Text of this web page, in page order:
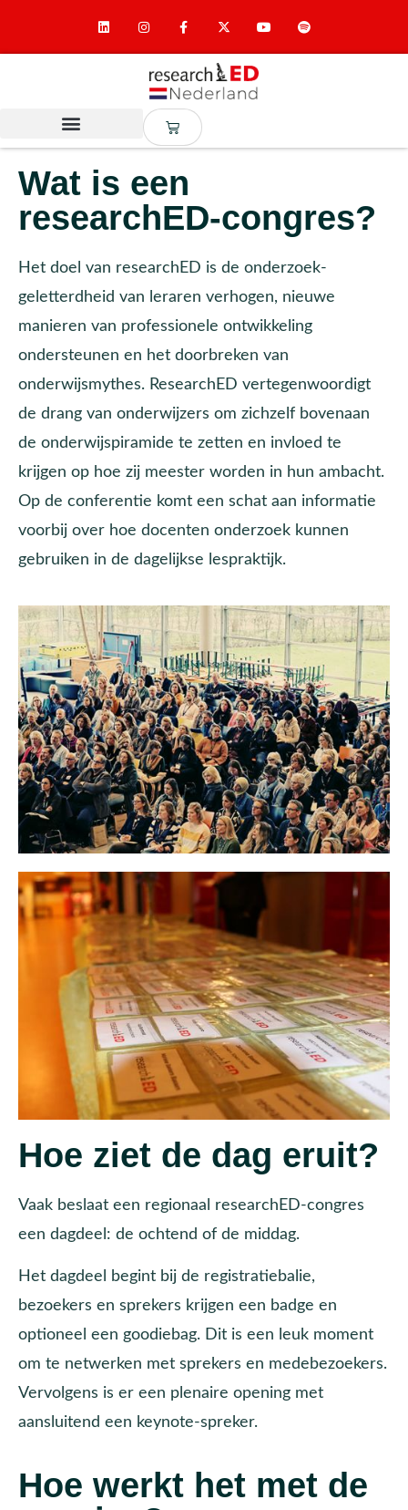
Wat is een
researchED-congres?
Het doel van researchED is de onderzoek-
geletterdheid van leraren verhogen, nieuwe
manieren van professionele ontwikkeling
ondersteunen en het doorbreken van
onderwijsmythes. ResearchED vertegenwoordigt
de drang van onderwijzers om zichzelf bovenaan
de onderwijspiramide te zetten en invloed te
krijgen op hoe zij meester worden in hun ambacht.
Op de conferentie komt een schat aan informatie
voorbij over hoe docenten onderzoek kunnen
gebruiken in de dagelijkse lespraktijk.
Hoe ziet de dag eruit?
Vaak beslaat een regionaal researchED-congres
een dagdeel: de ochtend of de middag.
Het dagdeel begint bij de registratiebalie,
bezoekers en sprekers krijgen een badge en
optioneel een goodiebag. Dit is een leuk moment
om te netwerken met sprekers en medebezoekers.
Vervolgens is er een plenaire opening met
aansluitend een keynote-spreker.
Hoe werkt het met de